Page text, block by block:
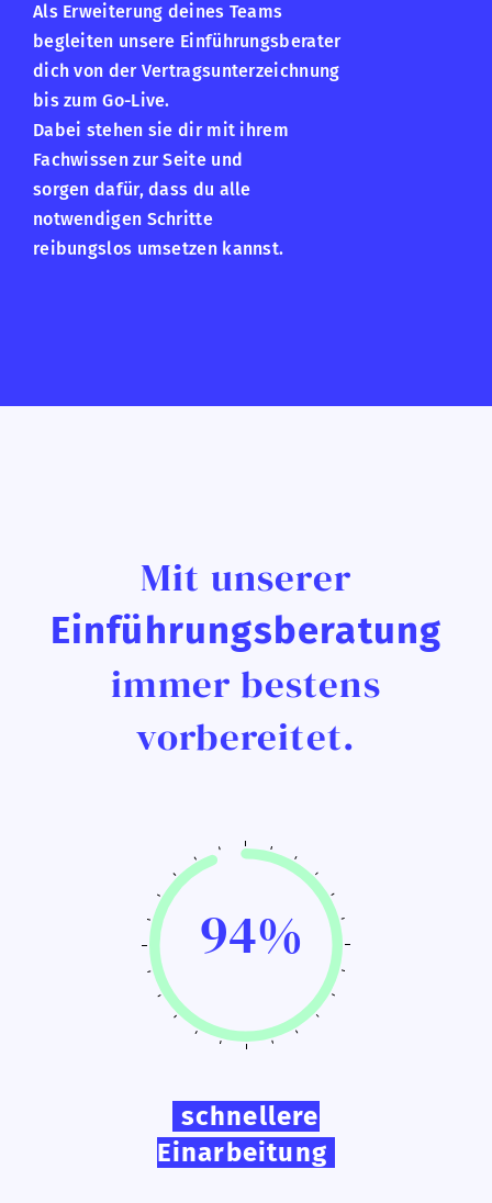
Als Erweiterung deines Teams
begleiten unsere Einführungsberater
dich von der Vertragsunterzeichnung
bis zum Go-Live.
Dabei stehen sie dir mit ihrem
Fachwissen zur Seite und
sorgen dafür, dass du alle
notwendigen Schritte
reibungslos umsetzen kannst.
Mit unserer
Einführungsberatung
immer bestens
vorbereitet.
94%
schnellere
Einarbeitung